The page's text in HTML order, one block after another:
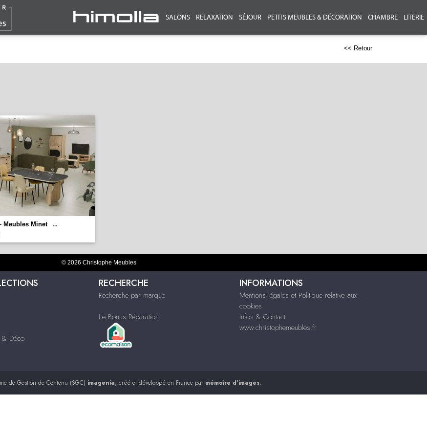
SALONS RELAXATION SÉJOUR PETITS MEUBLES & DÉCORATION CHAMBRE LITERIE
<< Retour
Meubles Minet
...
© 2026 Christophe Meubles
& Déco
RECHERCHE
Recherche par marque
Le Bonus Réparation
INFORMATIONS
Mentions légales et Politique relative aux
cookies
Infos & Contact
www.christophemeubles.fr
de Gestion de Contenu (SGC) imagenia, créé et développé en France par mémoire d'images.